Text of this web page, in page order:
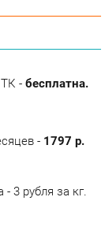
-бесплатна.
рубля за кг.